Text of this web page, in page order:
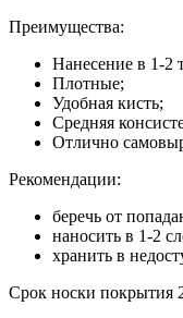
Преимущества:
Нанесение в 1-2
Плотные;
Удобная кисть;
Средняя
Отлично
Рекомендации:
беречь от
наносить в 1-2
хранить в
Срок носки покрытия